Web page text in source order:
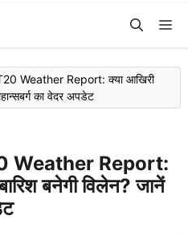
Weather Report: क्या आखिरी
का वेदर अपडेट
Weather Report:
बनेगी विलेन? जानें